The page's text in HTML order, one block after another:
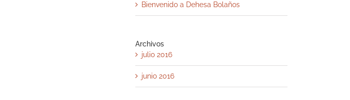
Bienvenido a Dehesa Bolaños
Archivos
julio 2016
junio 2016